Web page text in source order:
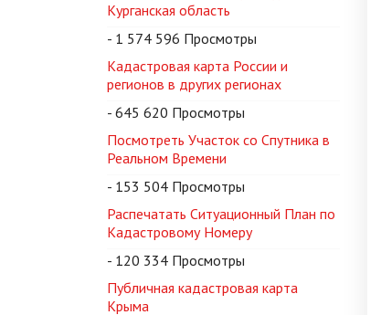
Курганская область
- 1 574 596 Просмотры
Кадастровая карта России и
регионов в других регионах
- 645 620 Просмотры
Посмотреть Участок со Спутника в
Реальном Времени
- 153 504 Просмотры
Распечатать Ситуационный План по
Кадастровому Номеру
- 120 334 Просмотры
Публичная кадастровая карта
Крыма